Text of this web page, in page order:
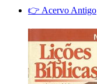
👉 Acervo Antigo